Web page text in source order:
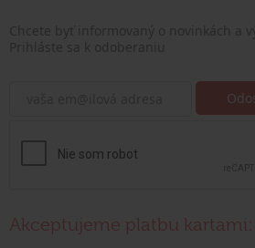
Akceptujeme platbu kartami: